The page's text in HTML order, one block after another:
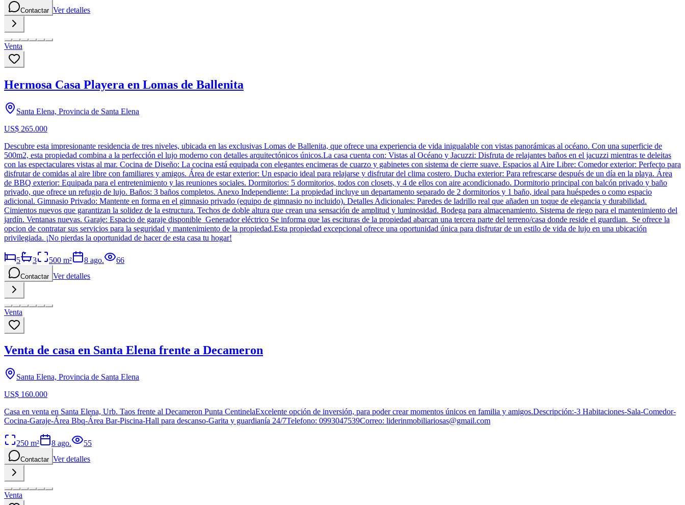
Contactar Ver detalles
Venta
Hermosa Casa Playera en Lomas de Ballenita
Santa Elena, Provincia de Santa Elena
US$ 265.000
Descubre esta impresionante residencia de tres niveles, ubicada en las exclusivas Lomas de Ballenita, que ofrece una experiencia de vida inigualable con vistas panorámicas al océano. Con una superficie de
500m2, esta propiedad combina a la perfección el lujo moderno con detalles arquitectónicos únicos.La casa cuenta con: Vistas al Océano y Jacuzzi: Disfruta de relajantes baños en el jacuzzi mientras te deleitas
con las espectaculares vistas al mar. Cocina de Diseño: La cocina está equipada con elegantes encimeras de cuarzo y gabinetes con sistema de cierre suave. Espacios al Aire Libre: Comedor exterior: Perfecto para
disfrutar de comidas al aire libre con familiares y amigos. Área de estar exterior: Un espacio ideal para relajarse y disfrutar del clima costero. Ducha exterior: Para refrescarse después de un día en la playa. Área
de BBQ exterior: Equipada para el entretenimiento y las reuniones sociales. Dormitorios: 5 dormitorios, todos con closets, y 4 de ellos con aire acondicionado. Dormitorio principal con balcón privado y baño
privado, que ofrece un refugio de lujo. Baños: 3 baños completos. Anexo Independiente: La propiedad incluye un departamento separado de 2 dormitorios y 1 baño, ideal para huéspedes o como espacio
adicional. Gimnasio Privado: Mantente en forma en el gimnasio privado (equipo de gimnasio no incluido). Detalles Adicionales: Paredes de ladrillo real que añaden un toque de elegancia y durabilidad.
Cimientos nuevos que garantizan la solidez de la estructura. Techos de doble altura que crean una sensación de amplitud y luminosidad. Bodega para almacenamiento. Sistema de riego para el mantenimiento del
jardín. Ventanas nuevas. Garaje: Espacio de garaje disponible Generador eléctrico Se informa que las escituras de la propiedad abarcan una tercera parte del terreno/casa donde reside el guardian. Se ofrece la
opcion de contratar sus servicios para la seguridad y mantenimiento de la propiedad.Esta propiedad excepcional ofrece una oportunidad única para disfrutar de un estilo de vida de lujo en una ubicación
privilegiada. ¡No pierdas la oportunidad de hacer de esta casa tu hogar!
5 3 500 m² 8 ago. 66
Contactar Ver detalles
Venta
Venta de casa en Santa Elena frente a Decameron
Santa Elena, Provincia de Santa Elena
US$ 160.000
Casa en venta en Santa Elena, Urb. Taos frente al Decameron Punta CentinelaExcelente opción de inversión, para poder crear momentos únicos en familia y amigos.Descripción:-3 Habitaciones-Sala-Comedor-
Cocina-Garaje-Área Bbq-Área Bar-Piscina-Hall para descanso-Garita y guardianía 24/7Telefono: 0993047539Correo: liderinmobiliariosas@gmail.com
250 m² 8 ago. 55
Contactar Ver detalles
Venta